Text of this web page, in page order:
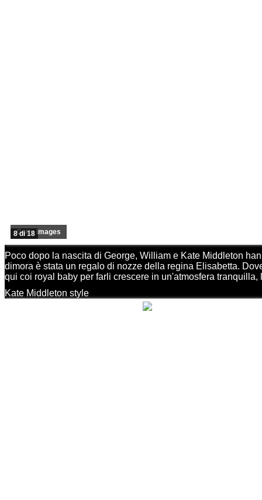
Getty Images
8 di 18
Poco dopo la nascita di George, William e Kate Middleton
dimora è stata un regalo di nozze della regina Elisabetta.
qui coi royal baby per farli crescere in un'atmosfera
Kate Middleton style